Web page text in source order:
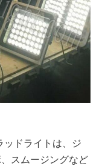
ッドライトは、ジ
スムージングなど